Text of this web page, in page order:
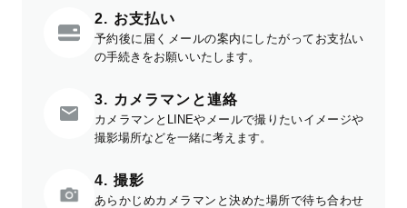
2. お支払い
予約後に届くメールの案内にしたがってお支払い
の手続きをお願いいたします。
3. カメラマンと連絡
カメラマンとLINEやメールで撮りたいイメージや
撮影場所などを一緒に考えます。
4. 撮影
あらかじめカメラマンと決めた場所で待ち合わせ